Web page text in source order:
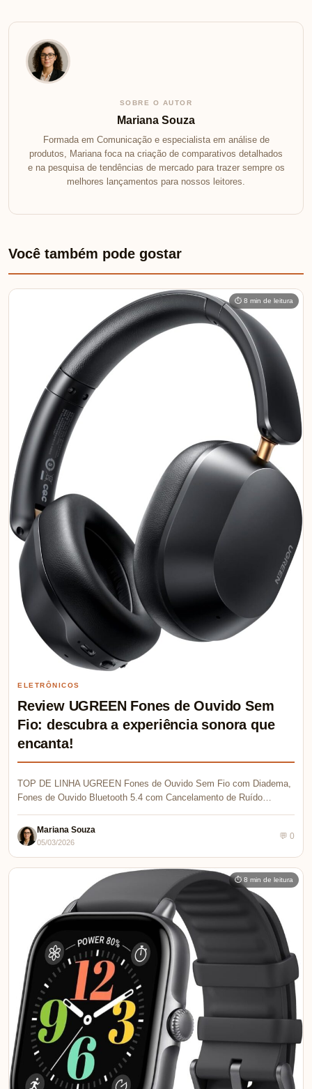
SOBRE O AUTOR
Mariana Souza
Formada em Comunicação e especialista em análise de
produtos, Mariana foca na criação de comparativos detalhados
e na pesquisa de tendências de mercado para trazer sempre os
melhores lançamentos para nossos leitores.
Você também pode gostar
⏱ 8 min de leitura
ELETRÔNICOS
Review UGREEN Fones de Ouvido Sem
Fio: descubra a experiência sonora que
encanta!
TOP DE LINHA UGREEN Fones de Ouvido Sem Fio com Diadema,
Fones de Ouvido Bluetooth 5.4 com Cancelamento de Ruído…
Mariana Souza
05/03/2026
💬 0
⏱ 8 min de leitura